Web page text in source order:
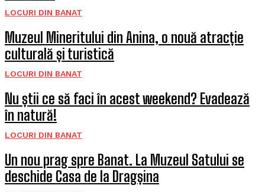
LOCURI DIN BANAT
Muzeul Mineritului din Anina, o nouă atracție
culturală și turistică
LOCURI DIN BANAT
Nu știi ce să faci în acest weekend? Evadează
în natură!
LOCURI DIN BANAT
Un nou prag spre Banat. La Muzeul Satului se
deschide Casa de la Dragșina